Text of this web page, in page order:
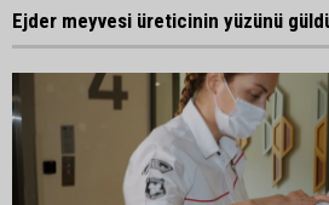
Ejder meyvesi üreticinin yüzünü